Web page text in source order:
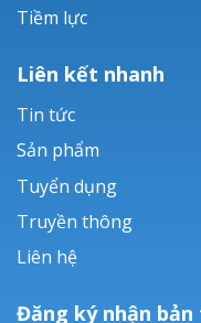
Tiềm lực
Liên kết nhanh
Tin tức
Sản phẩm
Tuyển dụng
Truyền thông
Liên hệ
Đăng ký nhận bản